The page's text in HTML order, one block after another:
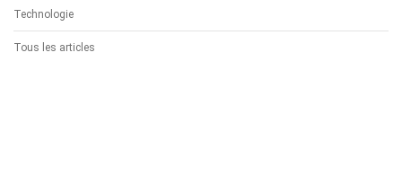
Technologie
Tous les articles